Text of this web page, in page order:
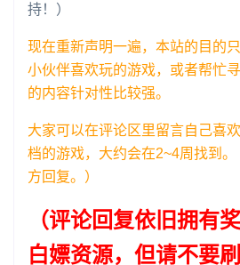
持！）
现在重新声明一遍，本站的目的
小伙伴喜欢玩的游戏，或者帮忙
的内容针对性比较强。
大家可以在评论区里留言自己喜
档的游戏，大约会在2~4周找到
方回复。）
（评论回复依旧拥有
白嫖资源，但请不要刷